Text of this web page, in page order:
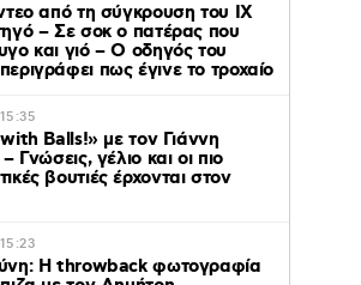
από τη σύγκρουση του ΙΧ
– Σε σοκ ο πατέρας που
και γιό – Ο οδηγός του
πως έγινε το τροχαίο
Balls!» με τον Γιάννη
Γνώσεις, γέλιο και οι πιο
βουτιές έρχονται στον
Η throwback φωτογραφία